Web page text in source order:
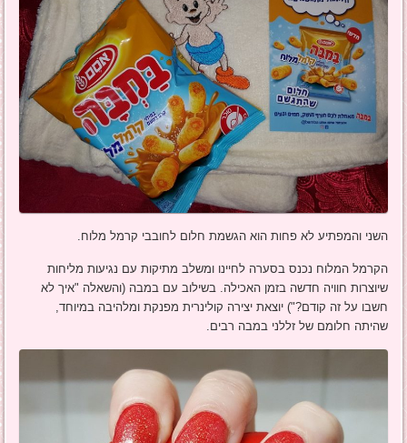
השני והמפתיע לא פחות הוא הגשמת חלום לחובבי קרמל מלוח.
הקרמל המלוח נכנס בסערה לחיינו ומשלב מתיקות עם נגיעות מליחות
שיוצרות חוויה חדשה בזמן האכילה. בשילוב עם במבה (והשאלה "איך לא
חשבו על זה קודם?") יוצאת יצירה קולינרית מפנקת ומלהיבה במיוחד,
שהיתה חלומם של זללני במבה רבים.